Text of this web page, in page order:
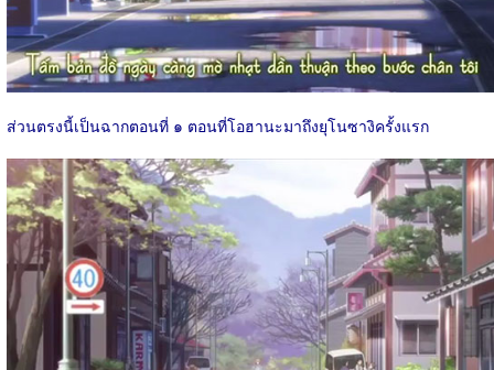
ส่วนตรงนี้เป็นฉากตอนที่ ๑ ตอนที่โอฮานะมาถึงยุโนซางิครั้งแรก